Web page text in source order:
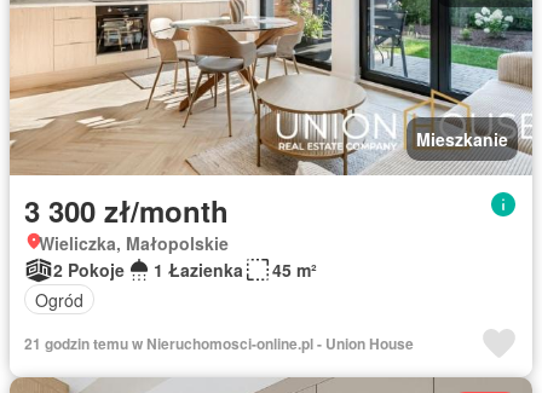
Mieszkanie
3 300 zł/month
Wieliczka, Małopolskie
2 Pokoje
1 Łazienka
45 m²
Ogród
21 godzin temu w Nieruchomosci-online.pl - Union House